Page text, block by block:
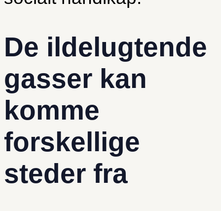
De ildelugtende
gasser kan
komme
forskellige
steder fra